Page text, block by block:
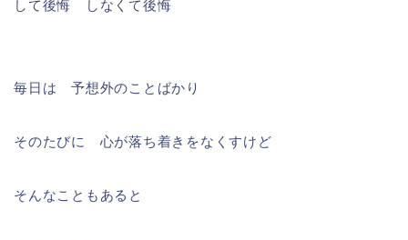
して後悔 しなくて後悔
毎日は 予想外のことばかり
そのたびに 心が落ち着きをなくすけど
そんなこともあると